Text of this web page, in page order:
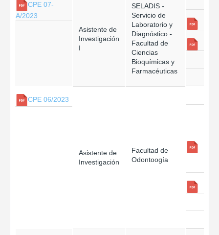
CPE 07-
A/2023
Asistente de
Investigación
I
SELADIS -
Servicio de
Laboratorio y
Diagnóstico -
Facultad de
Ciencias
Bioquímicas y
Farmacéuticas
CPE 06/2023
Asistente de
Investigación
Facultad de
Odontoogía